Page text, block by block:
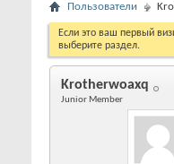
Пользователи
Если это ваш первый
выберите раздел.
Krotherwoaxq
Junior Member